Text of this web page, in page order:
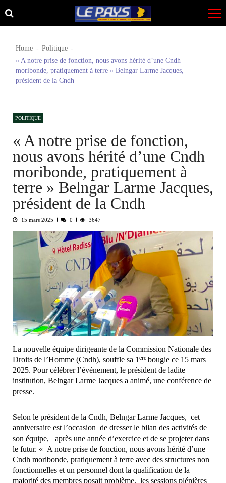
Skip
to
Skip
to
Home
Politique
« A notre prise de fonction, nous avons hérité d’une Cndh
moribonde, pratiquement à terre » Belngar Larme Jacques,
président de la Cndh
POLITIQUE
« A notre prise de fonction,
nous avons hérité d’une Cndh
moribonde, pratiquement à
terre » Belngar Larme Jacques,
président de la Cndh
15 mars 2025 0 3647
La nouvelle équipe dirigeante de la Commission Nationale des
Droits de l’Homme (Cndh), souffle sa 1ere bougie ce 15 mars
2025. Pour célébrer l’événement, le président de ladite
institution, Belngar Larme Jacques a animé, une conférence de
presse.
Selon le président de la Cndh, Belngar Larme Jacques, cet
anniversaire est l’occasion de dresser le bilan des activités de
son équipe, après une année d’exercice et de se projeter dans
le futur. « A notre prise de fonction, nous avons hérité d’une
Cndh moribonde, pratiquement à terre avec des structures non
fonctionnelles et un personnel dont la qualification de la
majorité des membres posait problème. les sessions plénières